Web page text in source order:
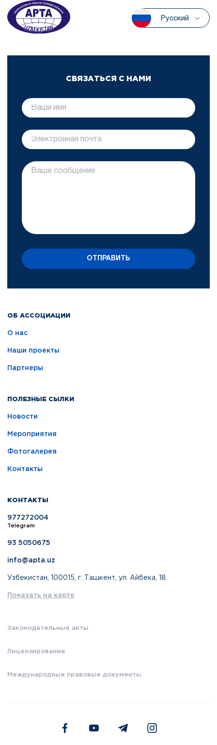
Русский
ОБ АССОЦИАЦИИ
О нас
Наши проекты
Партнеры
ПОЛЕЗНЫЕ СЫЛКИ
Новости
Мероприятия
Фотогалерея
Контакты
КОНТАКТЫ
977272004
Telegram
93 5050675
info@apta.uz
Узбекистан, 100015, г. Ташкент, ул. Айбека, 18.
Показать на карте
Законодательные акты
Лицензирование
Международные правовые документы
СВЯЗАТЬСЯ С НАМИ
ОТПРАВИТЬ